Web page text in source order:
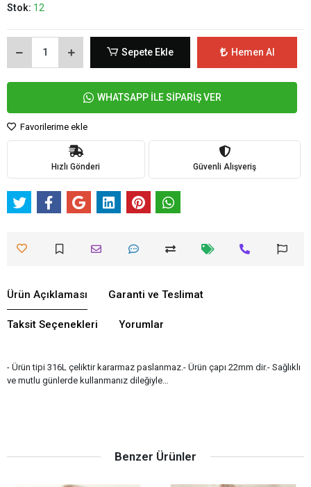
Stok: 12
Sepete Ekle Hemen Al
WHATSAPP İLE SİPARİŞ VER
Favorilerime ekle
Hızlı Gönderi Güvenli Alışveriş
Ürün Açıklaması Garanti ve Teslimat
Taksit Seçenekleri Yorumlar
- Ürün tipi 316L çeliktir kararmaz paslanmaz.- Ürün çapı 22mm dir.- Sağlıklı
ve mutlu günlerde kullanmanız dileğiyle…
Benzer Ürünler